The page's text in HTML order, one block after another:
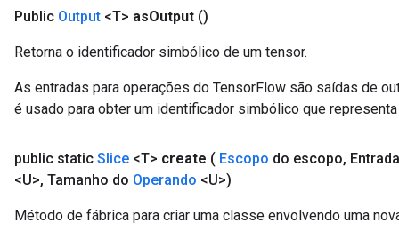
Public Output <T> asOutput ()
Retorna o identificador simbólico de um tensor.
As entradas para operações do TensorFlow são saídas de
é usado para obter um identificador simbólico que
public static Slice <T> create ( Escopo do escopo,
<U>, Tamanho do Operando <U>)
Método de fábrica para criar uma classe envolvendo uma